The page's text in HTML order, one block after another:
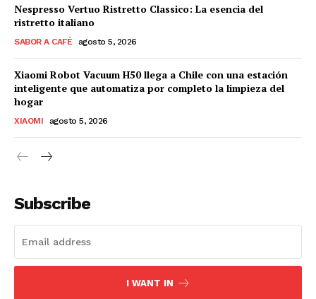
Nespresso Vertuo Ristretto Classico: La esencia del
ristretto italiano
SABOR A CAFÉ agosto 5, 2026
Xiaomi Robot Vacuum H50 llega a Chile con una estación
inteligente que automatiza por completo la limpieza del
hogar
XIAOMI agosto 5, 2026
Subscribe
I WANT IN